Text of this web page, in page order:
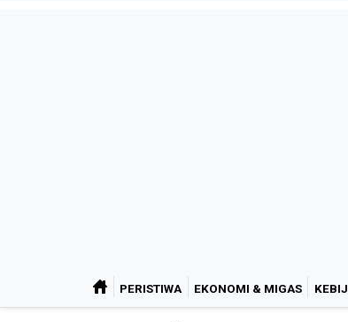
PERISTIWA EKONOMI & MIGAS